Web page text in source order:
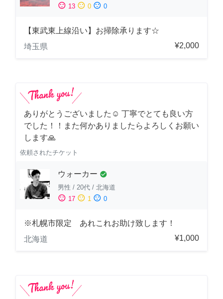
sentiment_satisfied 13 sentiment_neutral 0 sentiment_dissatisfied 0
【東武東上線沿い】お掃除承ります☆
埼玉県
¥2,000
ありがとうございました☺️ 丁寧でとても良い方
でした！！また何かありましたらよろしくお願い
します🙏
依頼されたチケット
ウォーカー check_circle
男性 / 20代 / 北海道
sentiment_satisfied 17 sentiment_neutral 1 sentiment_dissatisfied 0
※札幌市限定 あれこれお助け致します！
北海道
¥1,000